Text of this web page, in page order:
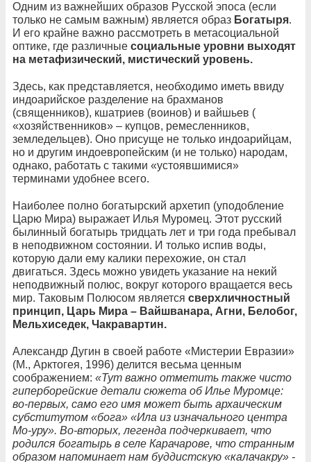
Одним из важнейших образов Русской эпоса (если
только не самым важным) является образ Богатыря.
И его крайне важно рассмотреть в метасоциальной
оптике, где различные социальные уровни выходят
на метафизический, мистический уровень.
Здесь, как представляется, необходимо иметь ввиду
индоарийское разделение на брахманов
(священников), кшатриев (воинов) и вайшьев (
«хозяйственников» – купцов, ремесленников,
земледельцев). Оно присуще не только индоарийцам,
но и другим индоевропейским (и не только) народам,
однако, работать с такими «устоявшимися»
терминами удобнее всего.
Наиболее полно богатырский архетип (уподобление
Царю Мира) выражает Илья Муромец. Этот русский
былинный богатырь тридцать лет и три года пребывал
в неподвижном состоянии. И только испив воды,
которую дали ему калики перехожие, он стал
двигаться. Здесь можно увидеть указание на некий
неподвижный полюс, вокруг которого вращается весь
мир. Таковым Полюсом является сверхличностный
принцип, Царь Мира – Вайшванара, Агни, Белобог,
Мельхиседек, Чакравартин.
Александр Дугин в своей работе «Мистерии Евразии»
(М., Арктогея, 1996) делится весьма ценным
соображением: «Тут важно отметить также чисто
гиперборейские детали сюжета об Илье Муромце:
во-первых, само его имя может быть архаическим
субститутом «бога» «Ила из изначального центра
Мо-уру». Во-вторых, легенда подчеркивает, что
родился богатырь в селе Карачарове, что странным
образом напоминает нам буддистскую «калачакру» -